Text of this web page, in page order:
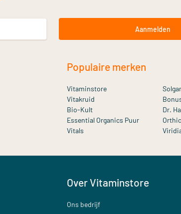
Aanmelden
Populaire merken
Vitaminstore
Vitakruid
Bio-Kult
Dr.
Essential Organics Puur
Vitals
Over Vitaminstore
Ons bedrijf